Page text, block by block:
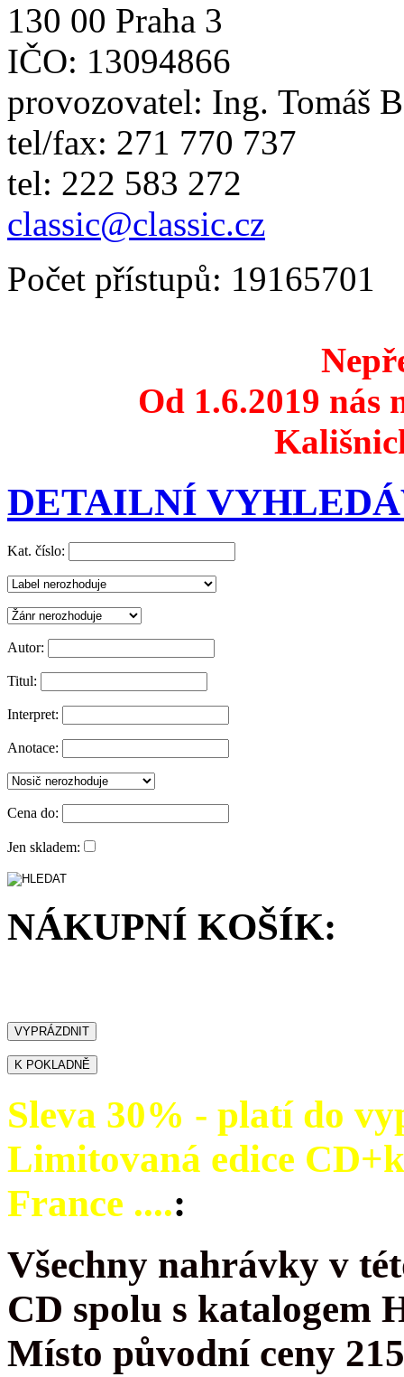
130 00 Praha 3
IČO: 13094866
provozovatel: Ing. Tomáš
tel/fax: 271 770 737
tel: 222 583 272
classic@classic.cz
Počet přístupů: 19165701
Od 1.6.2019 nás
DETAILNÍ
Kat. číslo:
Autor:
Titul:
Interpret:
Anotace:
Cena do:
Jen skladem:
NÁKUPNÍ KOŠÍK:
Sleva 30% - platí do
Limitovaná edice
France ....:
Všechny nahrávky v
CD spolu s katalogem
Místo původní ceny